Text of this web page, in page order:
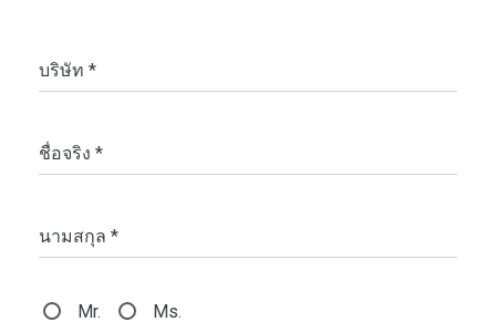
บริษัท *
ชื่อจริง *
นามสกุล *
Mr. Ms.